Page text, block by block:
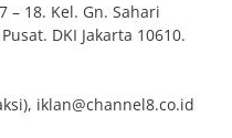
– 18. Kel. Gn. Sahari
DKI Jakarta 10610.
iklan@channel8.co.id